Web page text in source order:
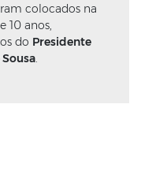
colocados na
10 anos,
do Presidente
.